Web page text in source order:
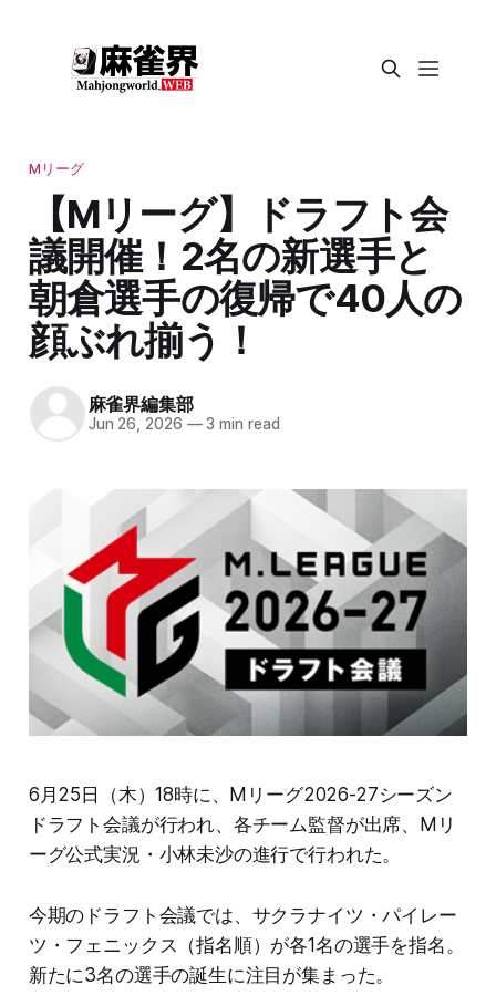
Mリーグ
【Mリーグ】ドラフト会
議開催！2名の新選手と
朝倉選手の復帰で40人の
顔ぶれ揃う！
麻雀界編集部
Jun 26, 2026 —3 min read
6月25日（木）18時に、Mリーグ2026-27シーズン
ドラフト会議が行われ、各チーム監督が出席、Mリ
ーグ公式実況・小林未沙の進行で行われた。
今期のドラフト会議では、サクラナイツ・パイレー
ツ・フェニックス（指名順）が各1名の選手を指名。
新たに3名の選手の誕生に注目が集まった。